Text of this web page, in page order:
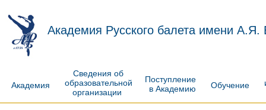
Академия Русского балета имени А.Я.
Академия
Сведения об
образовательной
организации
Поступление
в Академию
Обучение